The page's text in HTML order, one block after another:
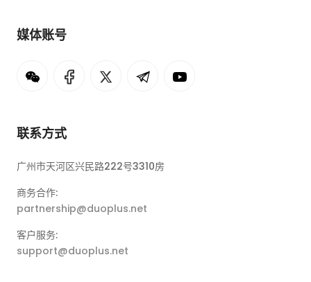
媒体账号
联系方式
广州市天河区兴民路222号3310房
商务合作:
partnership@duoplus.net
客户服务:
support@duoplus.net